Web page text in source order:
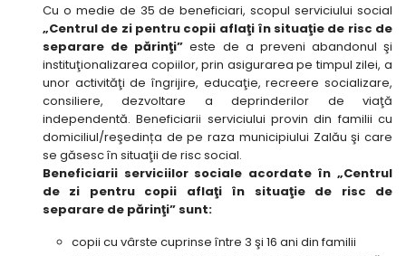
Cu o medie de 35 de beneficiari, scopul serviciului social
„Centrul de zi pentru copii aflaţi în situaţie de risc de
separare de părinţi” este de a preveni abandonul şi
instituţionalizarea copiilor, prin asigurarea pe timpul zilei, a
unor activităţi de îngrijire, educaţie, recreere socializare,
consiliere, dezvoltare a deprinderilor de viaţă
independentă. Beneficiarii serviciului provin din familii cu
domiciliul/reşedința de pe raza municipiului Zalău şi care
se găsesc în situaţii de risc social.
Beneficiarii serviciilor sociale acordate în „Centrul
de zi pentru copii aflaţi în situaţie de risc de
separare de părinţi” sunt:
copii cu vârste cuprinse între 3 şi 16 ani din familii